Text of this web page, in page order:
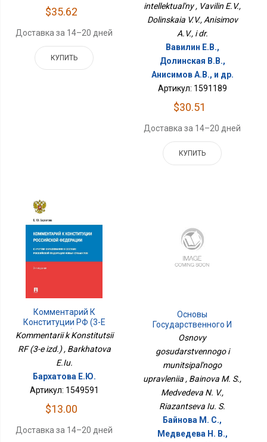
$35.62
Доставка за 14–20 дней
КУПИТЬ
intellektual'ny , Vavilin E.V.,
Dolinskaia V.V., Anisimov
A.V., i dr.
Вавилин Е.В.,
Долинская В.В.,
Анисимов А.В., и др.
Артикул: 1591189
$30.51
Доставка за 14–20 дней
КУПИТЬ
Комментарий К
Конституции РФ (3-Е
Изд.)
Kommentarii k Konstitutsii
RF (3-e izd.) , Barkhatova
E.Iu.
Бархатова Е.Ю.
Артикул: 1549591
$13.00
Доставка за 14–20 дней
Основы
Государственного И
Муниципального
Управления
Osnovy
gosudarstvennogo i
munitsipal'nogo
upravleniia , Bainova M. S.,
Medvedeva N. V.,
Riazantseva Iu. S.
Байнова М. С.,
Медведева Н. В.,